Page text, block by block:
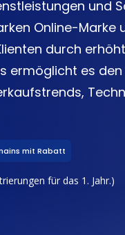
und
Online-Marke
durch
ermöglicht es den
mit Rabatt
für das 1. Jahr.)